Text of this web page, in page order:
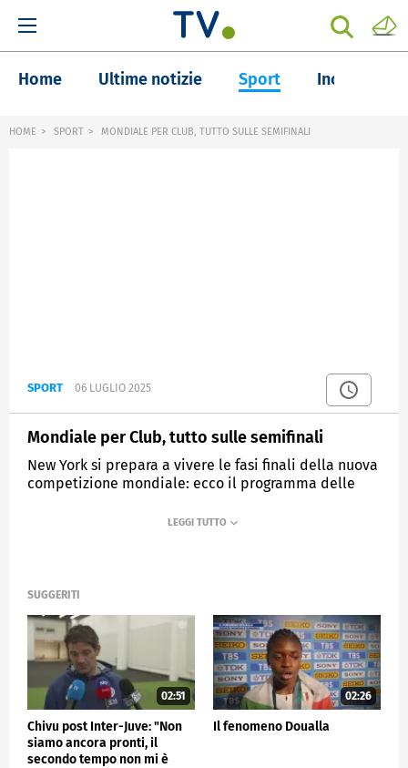
Home Ultime notizie Sport Inchieste
HOME SPORT MONDIALE PER CLUB, TUTTO SULLE SEMIFINALI
SPORT 06 LUGLIO 2025
Mondiale per Club, tutto sulle semifinali
New York si prepara a vivere le fasi finali della nuova
competizione mondiale: ecco il programma delle
SUGGERITI
02:51
Chivu post Inter-Juve: "Non
siamo ancora pronti, il
secondo tempo non mi è
02:26
Il fenomeno Doualla